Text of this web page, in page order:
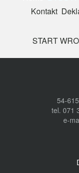
Kontakt
START
54-
tel. 071
e-